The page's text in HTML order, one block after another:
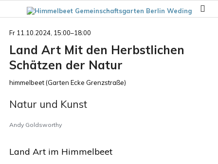
Fr 11.10.2024, 15:00–18:00
Land Art Mit den Herbstlichen
Schätzen der Natur
himmelbeet(Garten Ecke Grenzstraße)
Natur und Kunst
Andy Goldsworthy
Land Artim Himmelbeet